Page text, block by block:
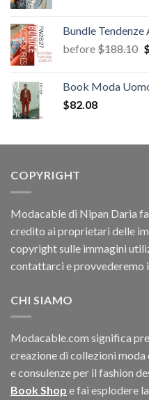
era:
$67.26.
è:
Bundle
before$188.10 Il
$
Book Moda
$82.08
COPYRIGHT
Modacable di Nipan Daria
credito ai proprietari delle
copyright sulle immagini
contattarci e provvederemo
CHI SIAMO
Modacable.com significa
creazione di collezioni
e consulenze per il fashion
Book Shop e fai esplodere